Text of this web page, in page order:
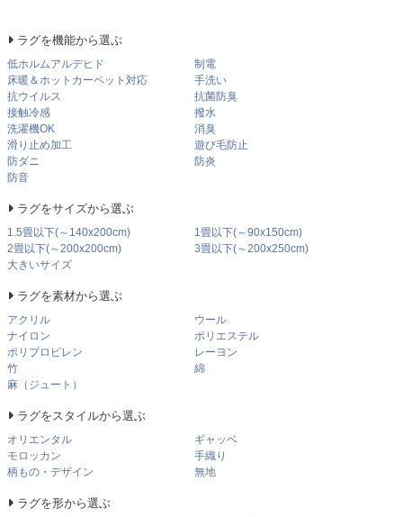
ラグを機能から選ぶ
低ホルムアルデヒド
制電
床暖＆ホットカーペット対応
手洗い
抗ウイルス
抗菌防臭
接触冷感
撥水
洗濯機OK
消臭
滑り止め加工
遊び毛防止
防ダニ
防炎
防音
ラグをサイズから選ぶ
1.5畳以下(～140x200cm)
1畳以下(～90x150cm)
2畳以下(～200x200cm)
3畳以下(～200x250cm)
大きいサイズ
ラグを素材から選ぶ
アクリル
ウール
ナイロン
ポリエステル
ポリプロピレン
レーヨン
竹
綿
麻（ジュート）
ラグをスタイルから選ぶ
オリエンタル
ギャッベ
モロッカン
手織り
柄もの・デザイン
無地
ラグを形から選ぶ